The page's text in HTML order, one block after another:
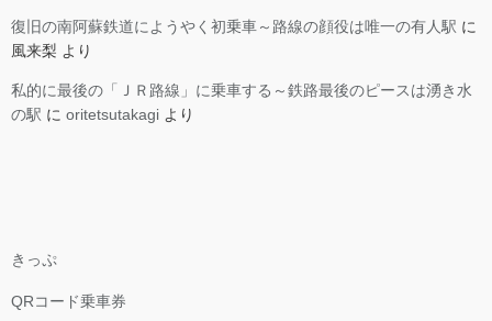
復旧の南阿蘇鉄道にようやく初乗車～路線の顔役は唯一の有人駅 に
風来梨 より
私的に最後の「ＪＲ路線」に乗車する～鉄路最後のピースは湧き水
の駅 に oritetsutakagi より
きっぷ
QRコード乗車券